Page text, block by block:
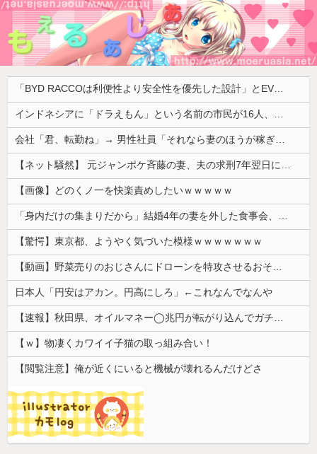
「BYD RACCOは利便性より安全性を優先した設計」とEV推進派がスカスカ構造を絶賛、これがRACCOの一番の特徴よな
インドネシアに「ドラえもん」という名前の市民が16人、「のび太」は181人
会社「君、転勤ね」→ 男性社員「それなら妻のほうが稼ぎいいんで辞めます」⇒ 結果・・・
【ネット騒然】 元ジャンポケ斉藤の妻、夫の求刑7年翌日にインスタ更新！その内容がガチでヤバすぎる…
【画像】どのくノ一を快楽責めしたいｗｗｗｗｗ
「身内だけの集まりだから」結婚4年の妻を外した食事会、その義理の両親が泊まりに来ると言い出して
【驚愕】東京都、ようやく気づいた模様ｗｗｗｗｗｗｗ
【動画】野菜売りのおじさんにドローンを特攻させるおそロシア。
日本人「円安はアカン。円高にしろ」←これなんでなんや
【速報】秋田県、オイルマネー◯兆円が転がり込んでガチで東北最強へ
【ｗ】物凄くカワイイ子猫の取っ組み合い！
【閲覧注意】俺が近くにいると機械が壊れるんだけどさ